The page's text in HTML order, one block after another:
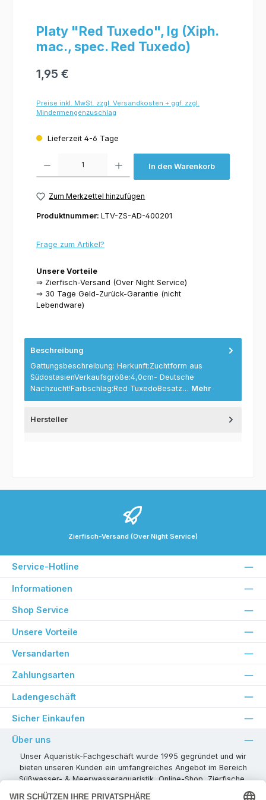
Platy "Red Tuxedo", lg (Xiph.
mac., spec. Red Tuxedo)
1,95 €
Preise inkl. MwSt. zzgl. Versandkosten + ggf. zzgl.
Mindermengenzuschlag
Lieferzeit 4-6 Tage
In den Warenkorb
Zum Merkzettel hinzufügen
Produktnummer: LTV-ZS-AD-400201
Frage zum Artikel?
Unsere Vorteile
⇒ Zierfisch-Versand (Over Night Service)
⇒ 30 Tage Geld-Zurück-Garantie (nicht
Lebendware)
Beschreibung
Gattungsbeschreibung: Herkunft:Zuchtform aus
SüdostasienVerkaufsgröße:4,0cm- Deutsche
Nachzucht!Farbschlag:Red TuxedoBesatz… Mehr
Hersteller
Zierfisch-Versand (Over Night Service)
Service-Hotline
Informationen
Shop Service
Unsere Vorteile
Versandarten
Zahlungsarten
Ladengeschäft
Sicher Einkaufen
Über uns
Unser Aquaristik-Fachgeschäft wurde 1995 gegründet und wir
bieten unseren Kunden ein umfangreiches Angebot im Bereich
Süßwasser- & Meerwasseraquaristik, Online-Shop, Zierfische,
Pflanzen, Aquarienkombinationen, Technikzubehör usw. ! Als